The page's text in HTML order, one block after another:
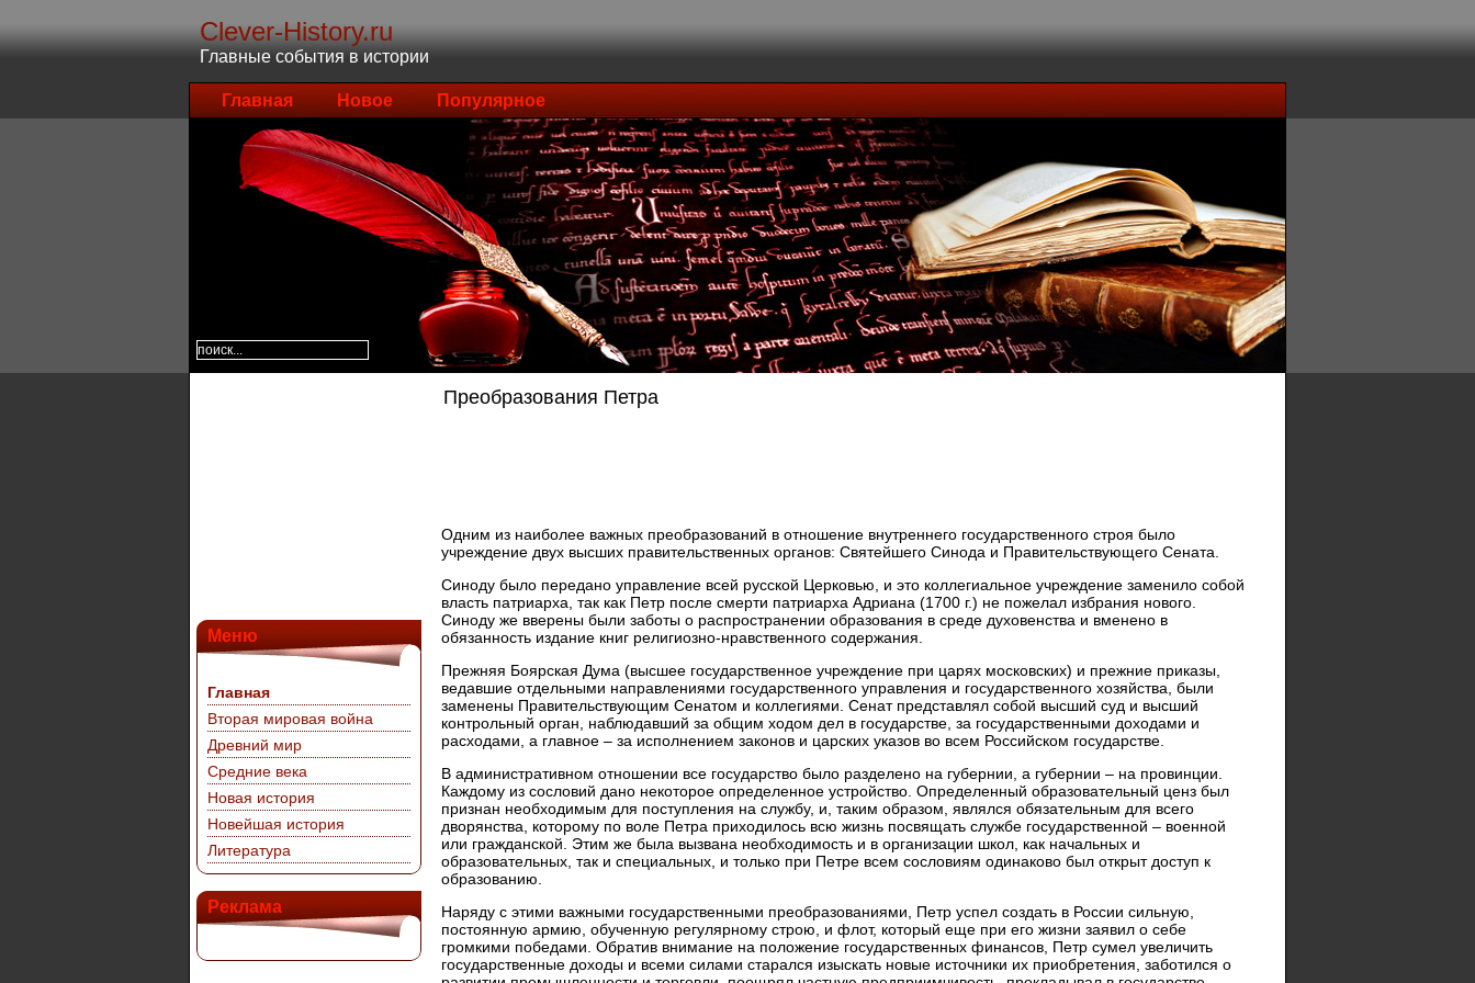
Clever-History.ru
Главные события в истории
Главная Новое Популярное
Меню
Главная
Вторая мировая война
Древний мир
Средние века
Новая история
Новейшая история
Литература
Реклама
Преобразования Петра
Одним из наиболее важных преобразований в отношение внутреннего государственного строя было
учреждение двух высших правительственных органов: Святейшего Синода и Правительствующего Сената.
Синоду было передано управление всей русской Церковью, и это коллегиальное учреждение заменило собой
власть патриарха, так как Петр после смерти патриарха Адриана (1700 г.) не пожелал избрания нового.
Синоду же вверены были заботы о распространении образования в среде духовенства и вменено в
обязанность издание книг религиозно-нравственного содержания.
Прежняя Боярская Дума (высшее государственное учреждение при царях московских) и прежние приказы,
ведавшие отдельными направлениями государственного управления и государственного хозяйства, были
заменены Правительствующим Сенатом и коллегиями. Сенат представлял собой высший суд и высший
контрольный орган, наблюдавший за общим ходом дел в государстве, за государственными доходами и
расходами, а главное – за исполнением законов и царских указов во всем Российском государстве.
В административном отношении все государство было разделено на губернии, а губернии – на провинции.
Каждому из сословий дано некоторое определенное устройство. Определенный образовательный ценз был
признан необходимым для поступления на службу, и, таким образом, являлся обязательным для всего
дворянства, которому по воле Петра приходилось всю жизнь посвящать службе государственной – военной
или гражданской. Этим же была вызвана необходимость и в организации школ, как начальных и
образовательных, так и специальных, и только при Петре всем сословиям одинаково был открыт доступ к
образованию.
Наряду с этими важными государственными преобразованиями, Петр успел создать в России сильную,
постоянную армию, обученную регулярному строю, и флот, который еще при его жизни заявил о себе
громкими победами. Обратив внимание на положение государственных финансов, Петр сумел увеличить
государственные доходы и всеми силами старался изыскать новые источники их приобретения, заботился о